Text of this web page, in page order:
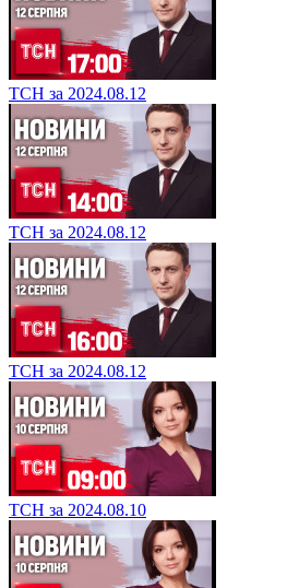
ТСН за 2024.08.12
ТСН за 2024.08.12
ТСН за 2024.08.12
ТСН за 2024.08.10